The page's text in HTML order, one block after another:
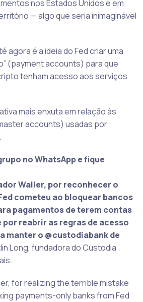
nos Estados Unidos e em
— algo que seria inimaginável
agora é a ideia do Fed criar uma
(payment accounts) para que
tenham acesso aos serviços
mais enxuta em relação às
accounts) usadas por
no WhatsApp e fique
Waller, por reconhecer o
cometeu ao bloquear bancos
pagamentos de terem contas
por reabrir as regras de acesso
manter o @custodiabank de
Long, fundadora do Custodia
for realizing the terrible mistake
payments-only banks from Fed